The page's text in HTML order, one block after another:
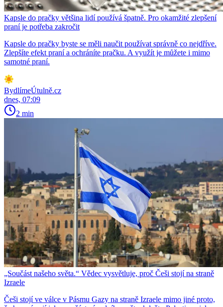
Kapsle do pračky většina lidí používá špatně. Pro okamžité zlepšení
praní je potřeba zakročit
Kapsle do pračky byste se měli naučit používat správně co nejdříve.
Zlepšíte efekt praní a ochráníte pračku. A využít je můžete i mimo
samotné praní.
BydlímeÚtulně.cz
dnes, 07:09
2 min
„Součást našeho světa.“ Vědec vysvětluje, proč Češi stojí na straně
Izraele
Češi stojí ve válce v Pásmu Gazy na straně Izraele mimo jiné proto,